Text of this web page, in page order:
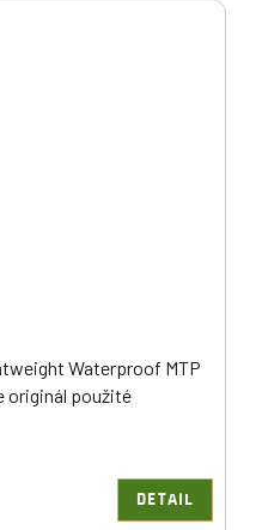
Waterproof MTP
originál použité
DETAIL